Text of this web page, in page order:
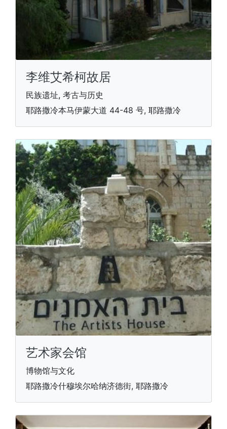
李维艾希柯故居
民族遗址, 考古与历史
耶路撒冷本马伊蒙大道 44-48 号, 耶路撒冷
艺术家会馆
博物馆与文化
耶路撒冷什穆埃尔哈纳济德街, 耶路撒冷